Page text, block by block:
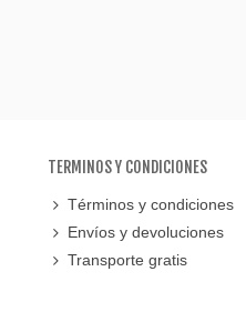
TERMINOS Y CONDICIONES
Términos y condiciones
Envíos y devoluciones
Transporte gratis